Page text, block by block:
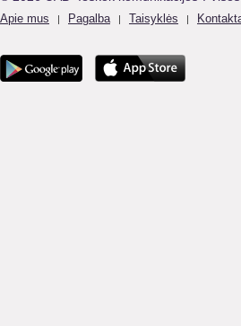
Apie mus | Pagalba | Taisyklės |